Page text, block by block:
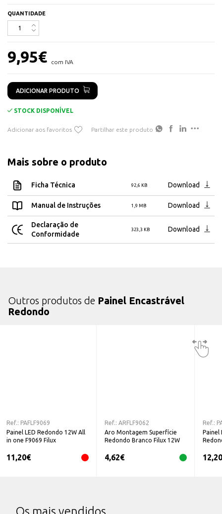
Tensão: 220-240V
Fator de Potência >0,5
Ângulod e Abertura: 120º
Corpo em alumínio
Driver incluído LIFUD
Dimensões aro: ⌀ 146 x 21 mm
QUANTIDADE
9,95€ com IVA
ADICIONAR PRODUTO
STOCK DISPONÍVEL
Adicionar aos favoritos Partilhar este produto
Mais sobre o produto
Ficha Técnica 92,6 KB Download
Manual de Instruções 1,9 MB Download
Declaração de
Conformidade
323,3 KB Download
Outros produtos de Painel Encastrável
Redondo
Ref.: PAFLF9069
Painel LED Redondo 12W All
in one F9069 Filux
11,20€
Ref.: ARFLF9062
Aro Montagem Superfície
Redondo Branco Filux 12W
4,62€
Ref.:
Painel
12,20
Os mais vendidos